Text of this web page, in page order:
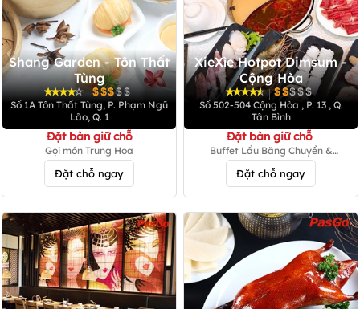
Shang Garden - Tôn Thất
Tùng
|
Số 1A Tôn Thất Tùng, P. Phạm Ngũ
Lão, Q. 1
Đặt bàn giữ chỗ
Gọi món Trung Hoa
Đặt chỗ ngay
XieXìe Hotpot Dimsum -
Cộng Hòa
|
Số 502-504 Cộng Hòa , P. 13 , Q.
Tân Bình
Đặt bàn giữ chỗ
Buffet Lẩu Băng Chuyền &
Đặt chỗ ngay